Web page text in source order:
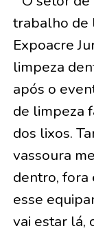
trabalho de
Expoacre
limpeza
após o
de limpeza
dos lixos.
vassoura
dentro, fora
esse
vai estar lá,